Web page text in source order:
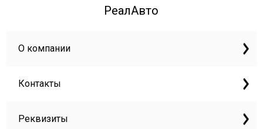
РеалАвто
О компании
Контакты
Реквизиты